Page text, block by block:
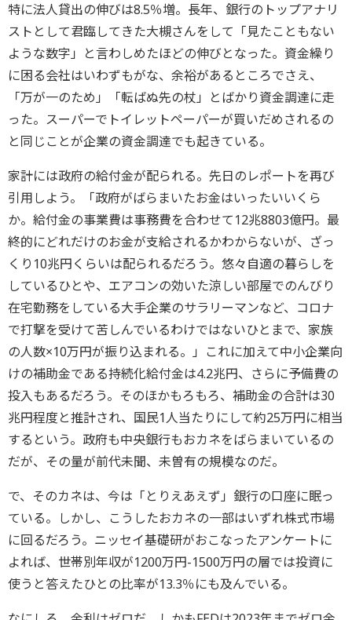
特に法人貸出の伸びは8.5％増。長年、銀行のトップアナリ
ストとして君臨してきた大槻さんをして「見たこともない
ような数字」と言わしめたほどの伸びとなった。資金繰り
に困る会社はいわずもがな、余裕があるところでさえ、
「万が一のため」「転ばぬ先の杖」とばかり資金調達に走
った。スーパーでトイレットペーパーが買いだめされるの
と同じことが企業の資金調達でも起きている。
家計には政府の給付金が配られる。先日のレポートを再び
引用しよう。「政府がばらまいたお金はいったいいくら
か。給付金の事業費は事務費を合わせて12兆8803億円。最
終的にどれだけのお金が支給されるかわからないが、ざっ
くり10兆円くらいは配られるだろう。悠々自適の暮らしを
しているひとや、エアコンの効いた涼しい部屋でのんびり
在宅勤務をしている大手企業のサラリーマンなど、コロナ
で打撃を受けて苦しんでいるわけではないひとまで、家族
の人数×10万円が振り込まれる。」これに加えて中小企業向
けの補助金である持続化給付金は4.2兆円、さらに予備費の
投入もあるだろう。そのほかもろもろ、補助金の合計は30
兆円程度と推計され、国民1人当たりにして約25万円に相当
するという。政府も中央銀行もおカネをばらまいているの
だが、その量が前代未聞、未曽有の規模なのだ。
で、そのカネは、今は「とりえあえず」銀行の口座に眠っ
ている。しかし、こうしたおカネの一部はいずれ株式市場
に回るだろう。ニッセイ基礎研がおこなったアンケートに
よれば、世帯別年収が1200万円-1500万円の層では投資に
使うと答えたひとの比率が13.3％にも及んでいる。